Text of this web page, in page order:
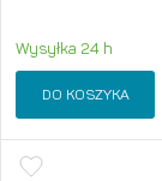
Wysyłka 24 h
DO KOSZYKA